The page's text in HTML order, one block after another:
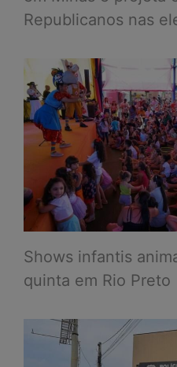
Republicanos nas
Shows infantis
quinta em Rio Preto